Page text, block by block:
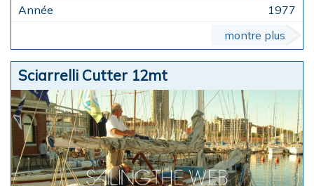
1977
montre plus
Sciarrelli Cutter 12mt